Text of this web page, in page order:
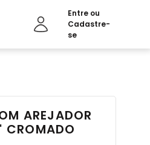
AREJADOR
CROMADO